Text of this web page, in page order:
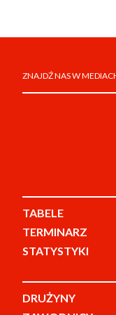
ZNAJDŹ NAS W
TABELE
TERMINARZ
STATYSTYKI
DRUŻYNY